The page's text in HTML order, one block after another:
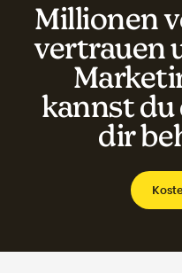
Millionen
vertrauen
kannst du
dir